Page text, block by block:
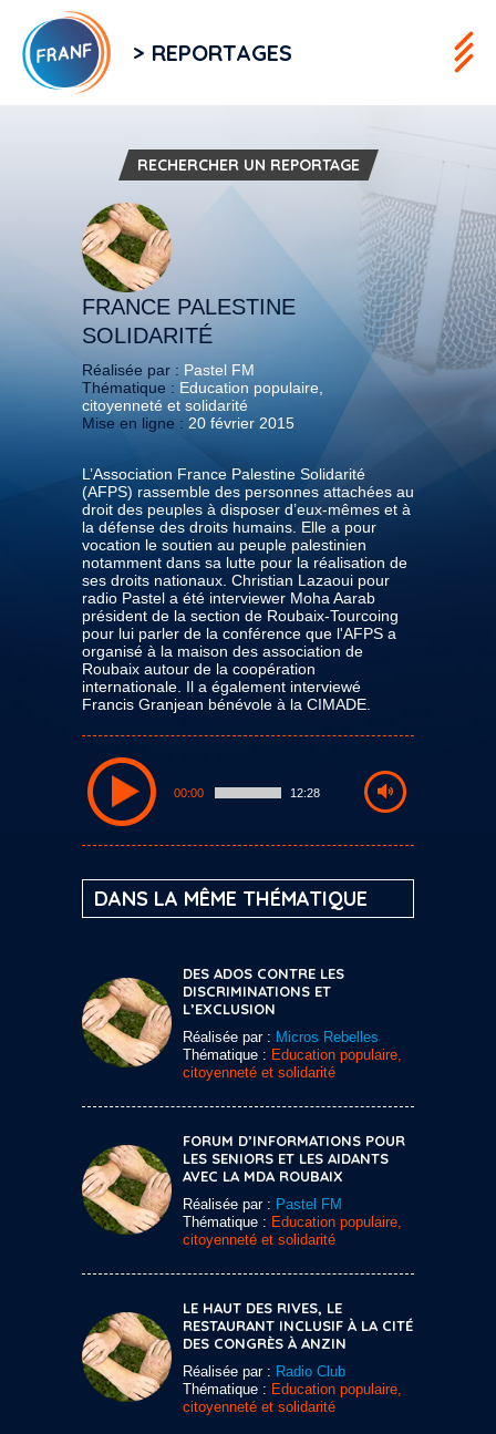
> REPORTAGES
RECHERCHER UN REPORTAGE
FRANCE PALESTINE
SOLIDARITÉ
Réalisée par : Pastel FM
Thématique : Education populaire,
citoyenneté et solidarité
Mise en ligne : 20 février 2015
L’Association France Palestine Solidarité
(AFPS) rassemble des personnes attachées au
droit des peuples à disposer d’eux-mêmes et à
la défense des droits humains. Elle a pour
vocation le soutien au peuple palestinien
notamment dans sa lutte pour la réalisation de
ses droits nationaux. Christian Lazaoui pour
radio Pastel a été interviewer Moha Aarab
président de la section de Roubaix-Tourcoing
pour lui parler de la conférence que l'AFPS a
organisé à la maison des association de
Roubaix autour de la coopération
internationale. Il a également interviewé
Francis Granjean bénévole à la CIMADE.
00:00 12:28
DANS LA MÊME THÉMATIQUE
DES ADOS CONTRE LES
DISCRIMINATIONS ET
L’EXCLUSION
Réalisée par : Micros Rebelles
Thématique : Education populaire,
citoyenneté et solidarité
FORUM D’INFORMATIONS POUR
LES SENIORS ET LES AIDANTS
AVEC LA MDA ROUBAIX
Réalisée par : Pastel FM
Thématique : Education populaire,
citoyenneté et solidarité
LE HAUT DES RIVES, LE
RESTAURANT INCLUSIF À LA CITÉ
DES CONGRÈS À ANZIN
Réalisée par : Radio Club
Thématique : Education populaire,
citoyenneté et solidarité